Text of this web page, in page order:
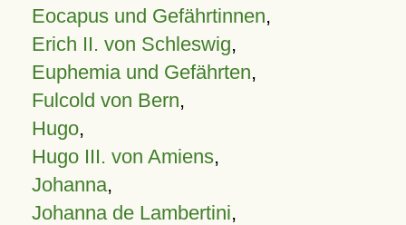
Eocapus und Gefährtinnen,
Erich II. von Schleswig,
Euphemia und Gefährten,
Fulcold von Bern,
Hugo,
Hugo III. von Amiens,
Johanna,
Johanna de Lambertini,